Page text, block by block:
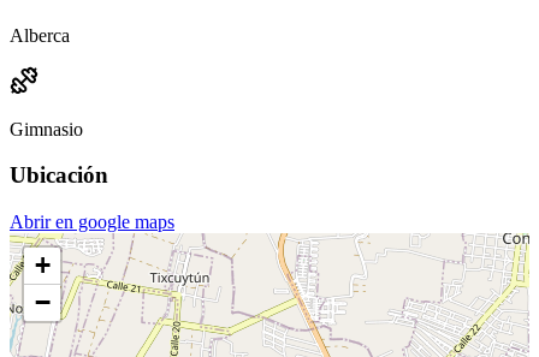
Alberca
Gimnasio
Ubicación
Abrir en google maps
+
−